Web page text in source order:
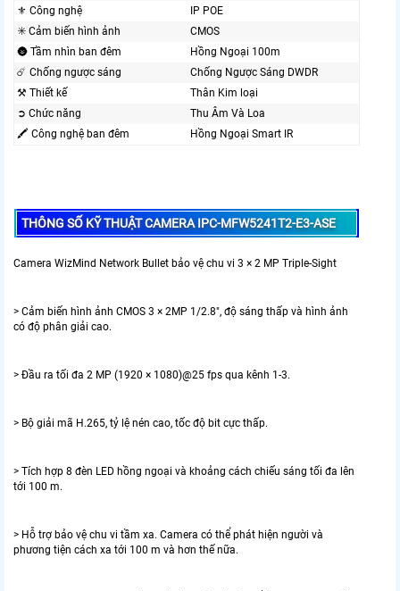
⚜️ Công nghệ
IP POE
✳️ Cảm biến hình ảnh
CMOS
🌚 Tầm nhìn ban đêm
Hồng Ngoại 100m
☄️ Chống ngược sáng
Chống Ngược Sáng DWDR
⚒ Thiết kế
Thân Kim loại
➲ Chức năng
Thu Âm Và Loa
🖍 Công nghệ ban đêm
Hồng Ngoại Smart IR
THÔNG SỐ KỸ THUẬT CAMERA IPC-MFW5241T2-E3-ASE
Camera WizMind Network Bullet bảo vệ chu vi 3 × 2 MP Triple-Sight
> Cảm biến hình ảnh CMOS 3 × 2MP 1/2.8", độ sáng thấp và hình ảnh
có độ phân giải cao.
> Đầu ra tối đa 2 MP (1920 × 1080)@25 fps qua kênh 1-3.
> Bộ giải mã H.265, tỷ lệ nén cao, tốc độ bit cực thấp.
> Tích hợp 8 đèn LED hồng ngoại và khoảng cách chiếu sáng tối đa lên
tới 100 m.
> Hỗ trợ bảo vệ chu vi tầm xa. Camera có thể phát hiện người và
phương tiện cách xa tới 100 m và hơn thế nữa.